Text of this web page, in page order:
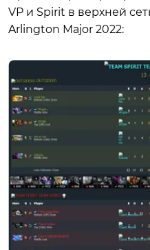
VP и Spirit в верхней
Arlington Major 2022: